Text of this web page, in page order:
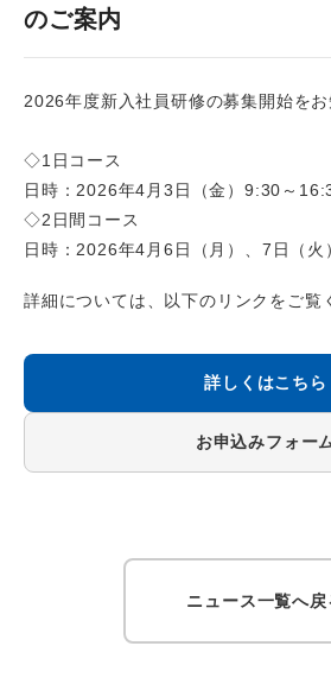
のご案内
2026年度新入社員研修の募集開始をお
◇1日コース
日時：2026年4月3日（金）9:30～
◇2日間コース
日時：2026年4月6日（月）、7日（
詳細については、以下のリンクをご覧
詳しくはこちら
お申込みフォー
ニュース一覧へ戻